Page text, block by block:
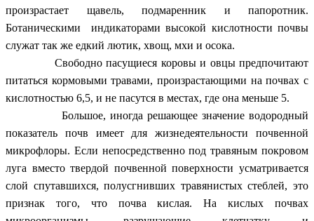
произрастает щавель, подмаренник и папоротник.
Ботаническими индикаторами высокой кислотности почвы
служат так же едкий лютик, хвощ, мхи и осока.
Свободно пасущиеся коровы и овцы предпочитают
питаться кормовыми травами, произрастающими на почвах с
кислотностью 6,5, и не пасутся в местах, где она меньше 5.
Большое, иногда решающее значение водородный
показатель почв имеет для жизнедеятельности почвенной
микрофлоры. Если непосредственно под травяным покровом
луга вместо твердой почвенной поверхности усматривается
слой спутавшихся, полусгнивших травянистых стеблей, это
признак того, что почва кислая. На кислых почвах